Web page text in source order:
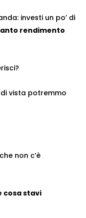
investi un po’ di
rendimento
vista potremmo
non c’è
cosa stavi